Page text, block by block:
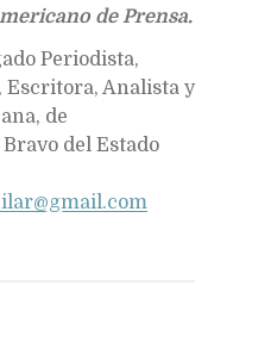
de Prensa.
Periodista,
Escritora, Analista y
de
del Estado